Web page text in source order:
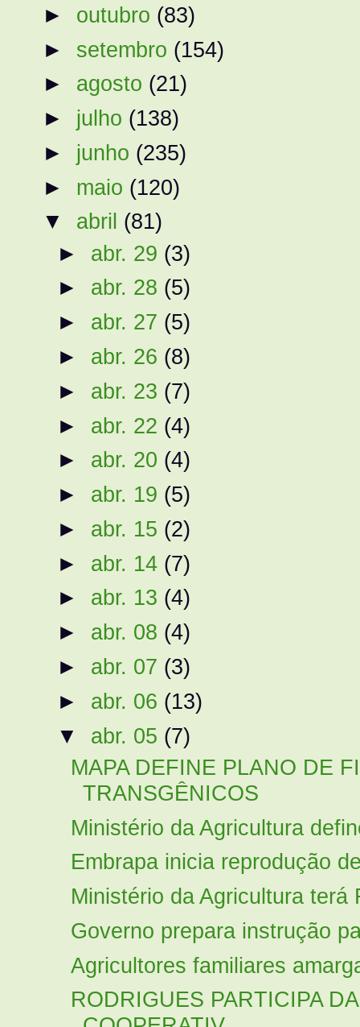
► outubro (83)
► setembro (154)
► agosto (21)
► julho (138)
► junho (235)
► maio (120)
▼ abril (81)
► abr. 29 (3)
► abr. 28 (5)
► abr. 27 (5)
► abr. 26 (8)
► abr. 23 (7)
► abr. 22 (4)
► abr. 20 (4)
► abr. 19 (5)
► abr. 15 (2)
► abr. 14 (7)
► abr. 13 (4)
► abr. 08 (4)
► abr. 07 (3)
► abr. 06 (13)
▼ abr. 05 (7)
MAPA DEFINE PLANO DE
TRANSGÊNICOS
Ministério da Agricultura
Embrapa inicia reprodução
Ministério da Agricultura
Governo prepara instrução
Agricultores familiares
RODRIGUES PARTICIPA